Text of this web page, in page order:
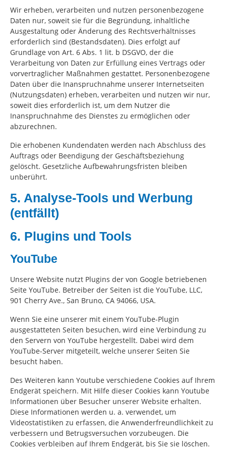
Wir erheben, verarbeiten und nutzen personenbezogene
Daten nur, soweit sie für die Begründung, inhaltliche
Ausgestaltung oder Änderung des Rechtsverhältnisses
erforderlich sind (Bestandsdaten). Dies erfolgt auf
Grundlage von Art. 6 Abs. 1 lit. b DSGVO, der die
Verarbeitung von Daten zur Erfüllung eines Vertrags oder
vorvertraglicher Maßnahmen gestattet. Personenbezogene
Daten über die Inanspruchnahme unserer Internetseiten
(Nutzungsdaten) erheben, verarbeiten und nutzen wir nur,
soweit dies erforderlich ist, um dem Nutzer die
Inanspruchnahme des Dienstes zu ermöglichen oder
abzurechnen.
Die erhobenen Kundendaten werden nach Abschluss des
Auftrags oder Beendigung der Geschäftsbeziehung
gelöscht. Gesetzliche Aufbewahrungsfristen bleiben
unberührt.
5. Analyse-Tools und Werbung
(entfällt)
6. Plugins und Tools
YouTube
Unsere Website nutzt Plugins der von Google betriebenen
Seite YouTube. Betreiber der Seiten ist die YouTube, LLC,
901 Cherry Ave., San Bruno, CA 94066, USA.
Wenn Sie eine unserer mit einem YouTube-Plugin
ausgestatteten Seiten besuchen, wird eine Verbindung zu
den Servern von YouTube hergestellt. Dabei wird dem
YouTube-Server mitgeteilt, welche unserer Seiten Sie
besucht haben.
Des Weiteren kann Youtube verschiedene Cookies auf Ihrem
Endgerät speichern. Mit Hilfe dieser Cookies kann Youtube
Informationen über Besucher unserer Website erhalten.
Diese Informationen werden u. a. verwendet, um
Videostatistiken zu erfassen, die Anwenderfreundlichkeit zu
verbessern und Betrugsversuchen vorzubeugen. Die
Cookies verbleiben auf Ihrem Endgerät, bis Sie sie löschen.